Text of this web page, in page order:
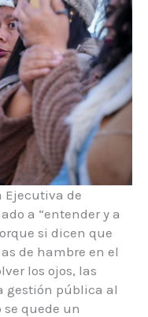
Ejecutiva de
a “entender y a
si dicen que
de hambre en el
los ojos, las
gestión pública al
se quede un